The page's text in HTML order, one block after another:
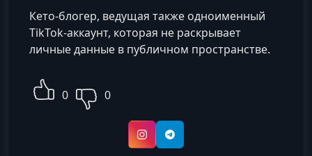
Кето-блогер, ведущая также одноименный
TikTok-аккаунт, которая не раскрывает
личные данные в публичном пространстве.
0 0
InstagramTelegram